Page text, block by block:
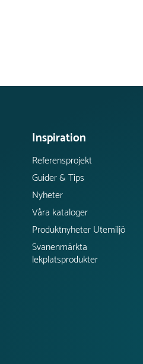
Inspiration
Referensprojekt
Guider & Tips
Nyheter
Våra kataloger
Produktnyheter Utemiljö
Svanenmärkta
lekplatsprodukter